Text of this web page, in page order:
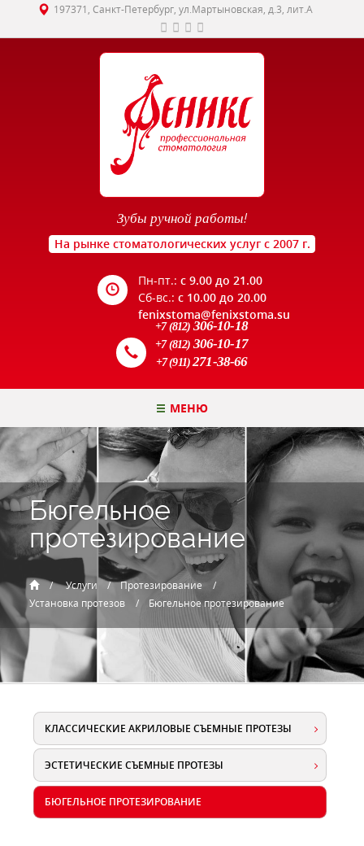
197371, Санкт-Петербург, ул.Мартыновская, д.3, лит.А
Зубы ручной работы!
На рынке стоматологических услуг с 2007 г.
Пн-пт.: с 9.00 до 21.00
Сб-вс.: с 10.00 до 20.00
fenixstoma@fenixstoma.su
+7 (812) 306-10-18
+7 (812) 306-10-17
+7 (911)271-38-66
МЕНЮ
Бюгельное
протезирование
Услуги
Протезирование
Установка протезов
Бюгельное протезирование
КЛАССИЧЕСКИЕ АКРИЛОВЫЕ СЪЕМНЫЕ ПРОТЕЗЫ
ЭСТЕТИЧЕСКИЕ СЪЕМНЫЕ ПРОТЕЗЫ
БЮГЕЛЬНОЕ ПРОТЕЗИРОВАНИЕ